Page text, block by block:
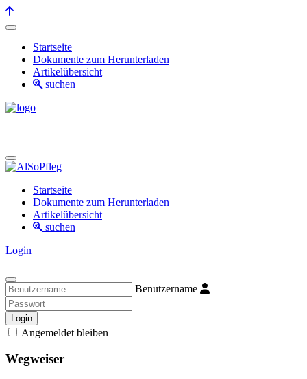
Startseite
Dokumente zum Herunterladen
Artikelübersicht
suchen
Startseite
Dokumente zum Herunterladen
Artikelübersicht
suchen
Login
Benutzername
Login
Angemeldet bleiben
Wegweiser